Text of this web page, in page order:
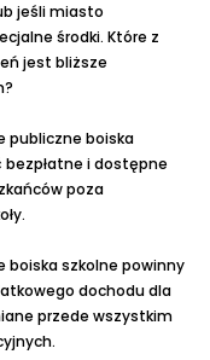
jeśli miasto
środki. Które z
jest bliższe
publiczne boiska
i dostępne
poza
boiska szkolne powinny
dochodu dla
przede wszystkim